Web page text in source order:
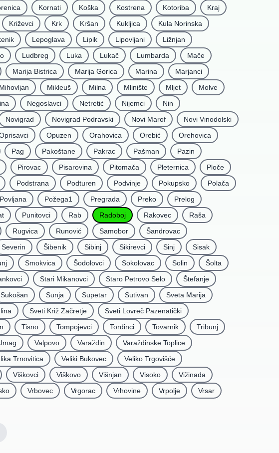
Kornati Koška Kostrena Kotoriba
Kraj
Križevci Krk Kršan Kukljica
Kula Norinska
Lepoglava Lipik Lipovljani
Ližnjan
Ludbreg Luka Lukač Lumbarda
Mače
Marija Bistrica Marija Gorica Marina
Marjanci
Mihovljan Mikleuš Milna Mlinište Mljet
Molve
Negoslavci Netretić Nijemci
Nin
Novigrad Novigrad Podravski Novi Marof
Novi Vinodolski
Opuzen Orahovica Orebić
Orehovica
Pag Pakoštane Pakrac Pašman
Pazin
Pirovac Pisarovina Pitomača Pleternica
Ploče
Podstrana Podturen Podvinje Pokupsko
Polača
Povljana Požega1 Pregrada Preko
Prelog
Punitovci Rab Radoboj Rakovec
Raša
Rugvica Runović Samobor
Šandrovac
Severin Šibenik Sibinj Sikirevci Sinj
Sisak
Smokvica Šodolovci Sokolovac Solin
Šolta
Stari Mikanovci Staro Petrovo Selo
Štefanje
Sukošan Sunja Supetar Sutivan
Sveta Marija
Sveti Križ Začretje
Sveti Lovreč Pazenatički
Tisno Tompojevci Tordinci Tovarnik
Tribunj
Valpovo Varaždin
Varaždinske Toplice
Trnovitica Veliki Bukovec
Veliko Trgovišće
Viškovci Viškovo Višnjan Visoko
Vižinada
Vrbovec Vrgorac Vrhovine Vrpolje
Vrsar